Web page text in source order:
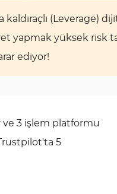
kaldıraçlı (Leverage)
yapmak yüksek risk
ediyor!
ve 3 işlem platformu
5